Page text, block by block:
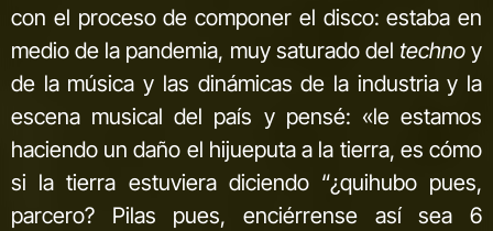
con el proceso de componer el disco: estaba en
medio de la pandemia, muy saturado del technoy
de la música y las dinámicas de la industria y la
escena musical del país y pensé: «le estamos
haciendo un daño el hijueputa a la tierra, es cómo
si la tierra estuviera diciendo “¿quihubo pues,
parcero? Pilas pues, enciérrense así sea 6